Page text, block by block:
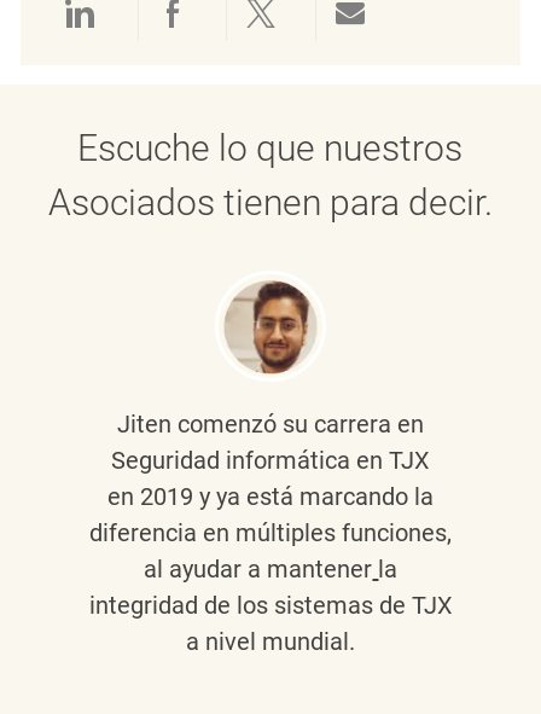
Compartir a través de LinkedIn
Compartir a través de
Compartir a través
Escuche lo que nuestros
Asociados tienen para decir.
Jiten comenzó su carrera en
Seguridad informática en TJX
en 2019 y ya está marcando la
diferencia en múltiples funciones,
al ayudar a mantener la
integridad de los sistemas de TJX
a nivel mundial.